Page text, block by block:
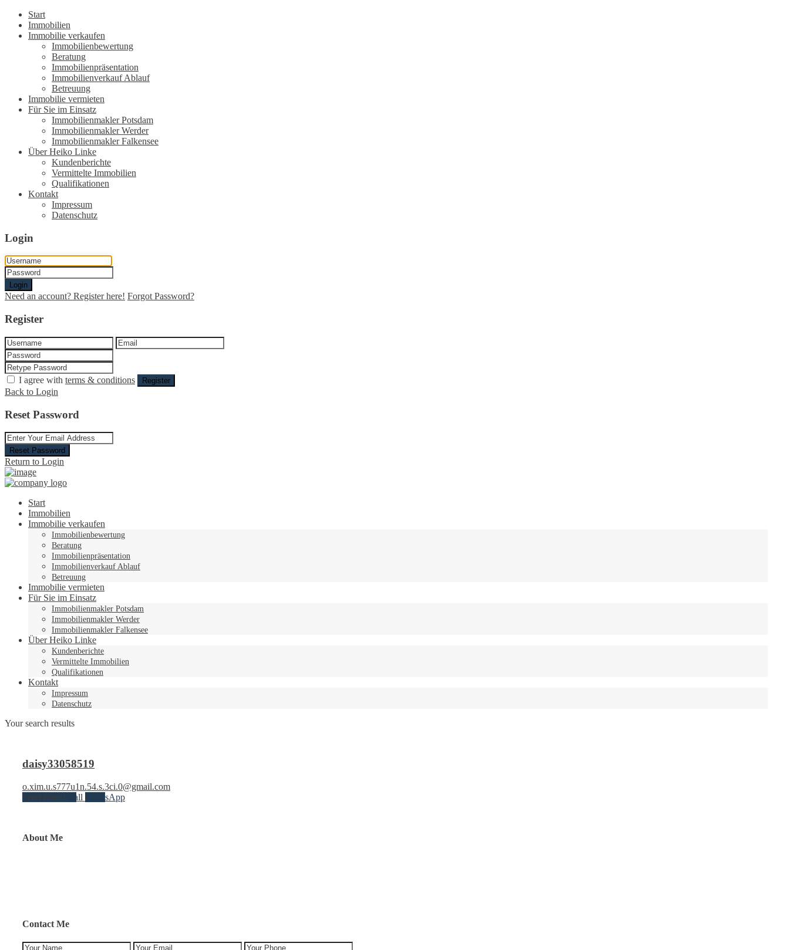
Start
Immobilien
Immobilie verkaufen
Immobilienbewertung
Beratung
Immobilienpräsentation
Immobilienverkauf Ablauf
Betreuung
Immobilie vermieten
Für Sie im Einsatz
Immobilienmakler Potsdam
Immobilienmakler Werder
Immobilienmakler Falkensee
Über Heiko Linke
Kundenberichte
Vermittelte Immobilien
Qualifikationen
Kontakt
Impressum
Datenschutz
Login
Login
Need an account? Register here! Forgot Password?
Register
I agree with terms & conditions Register
Back to Login
Reset Password
Reset Password
Return to Login
Start
Immobilien
Immobilie verkaufen
Immobilienbewertung
Beratung
Immobilienpräsentation
Immobilienverkauf Ablauf
Betreuung
Immobilie vermieten
Für Sie im Einsatz
Immobilienmakler Potsdam
Immobilienmakler Werder
Immobilienmakler Falkensee
Über Heiko Linke
Kundenberichte
Vermittelte Immobilien
Qualifikationen
Kontakt
Impressum
Datenschutz
Your search results
daisy33058519
o.xim.u.s777u1n.54.s.3ci.0@gmail.com
Send Email
Call WhatsApp
About Me
Contact Me